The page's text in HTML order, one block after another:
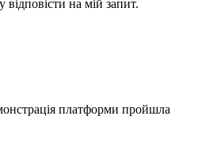
на мій запит.
платформи пройшла